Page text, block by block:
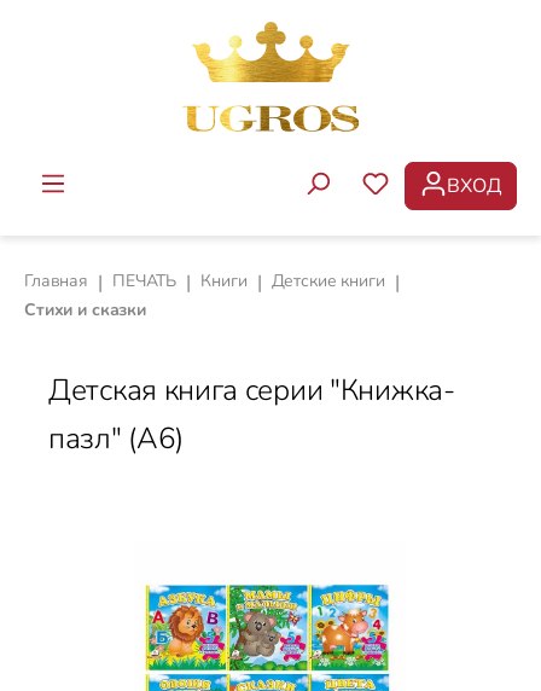
Перейти к основному содержанию
У ВАС ЕСТЬ
ВХОД
Главная | ПЕЧАТЬ | Книги | Детские книги |
Стихи и сказки
Детская книга серии "Книжка-
пазл" (A6)